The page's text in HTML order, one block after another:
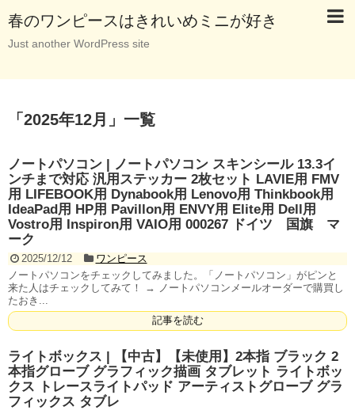
春のワンピースはきれいめミニが好き
Just another WordPress site
「 2025年12月 」 一覧
ノートパソコン | ノートパソコン スキンシール 13.3イ
ンチまで対応 汎用ステッカー 2枚セット LAVIE用 FMV
用 LIFEBOOK用 Dynabook用 Lenovo用 Thinkbook用
IdeaPad用 HP用 Pavillon用 ENVY用 Elite用 Dell用
Vostro用 Inspiron用 VAIO用 000267 ドイツ 国旗 マ
ーク
2025/12/12
ワンピース
ノートパソコンをチェックしてみました。「ノートパソコン」がピンと
来た人はチェックしてみて！ → ノートパソコンメールオーダーで購買し
たおき...
記事を読む
ライトボックス | 【中古】【未使用】2本指 ブラック 2
本指グローブ グラフィック描画 タブレット ライトボッ
クス トレースライトパッド アーティストグローブ グラ
フィックス タブレ